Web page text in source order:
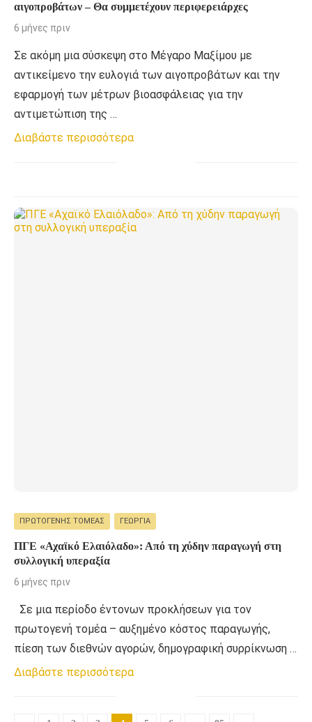
αιγοπροβάτων – Θα συμμετέχουν περιφερειάρχες
6 μήνες πριν
Σε ακόμη μια σύσκεψη στο Μέγαρο Μαξίμου με
αντικείμενο την ευλογιά των αιγοπροβάτων και την
εφαρμογή των μέτρων βιοασφάλειας για την
αντιμετώπιση της …
Διαβάστε περισσότερα
ΠΡΩΤΟΓΕΝΉΣ ΤΟΜΈΑΣ ΓΕΩΡΓΊΑ
ΠΓΕ «Αχαϊκό Ελαιόλαδο»: Από τη χύδην παραγωγή στη
συλλογική υπεραξία
6 μήνες πριν
Σε μια περίοδο έντονων προκλήσεων για τον
πρωτογενή τομέα – αυξημένο κόστος παραγωγής,
πίεση των διεθνών αγορών, δημογραφική συρρίκνωση …
Διαβάστε περισσότερα